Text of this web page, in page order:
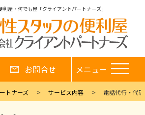
利屋・何でも屋「クライアントパートナーズ」
お問合せ メニュー
トナーズ サービス内容 電話代行・代